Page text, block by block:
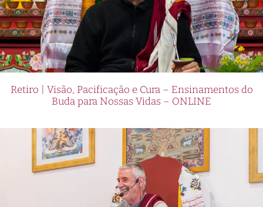
Retiro | Visão, Pacificação e Cura – Ensinamentos do
Buda para Nossas Vidas – ONLINE